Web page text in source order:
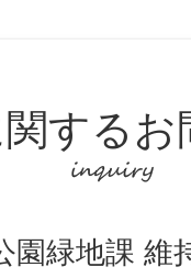
するお
園緑地課 維